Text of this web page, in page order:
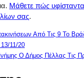
Μάθετε πώς
σας.
Από Τις 9 Το
11/20
Ο Δήμος Πέλλας Τις